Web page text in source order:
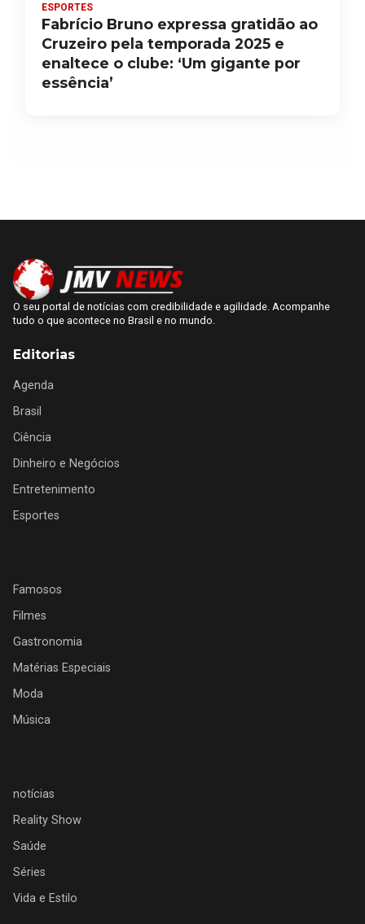
ESPORTES
Fabrício Bruno expressa gratidão ao
Cruzeiro pela temporada 2025 e
enaltece o clube: ‘Um gigante por
essência’
O seu portal de notícias com credibilidade e agilidade. Acompanhe
tudo o que acontece no Brasil e no mundo.
Editorias
Agenda
Brasil
Ciência
Dinheiro e Negócios
Entretenimento
Esportes
Famosos
Filmes
Gastronomia
Matérias Especiais
Moda
Música
notícias
Reality Show
Saúde
Séries
Vida e Estilo